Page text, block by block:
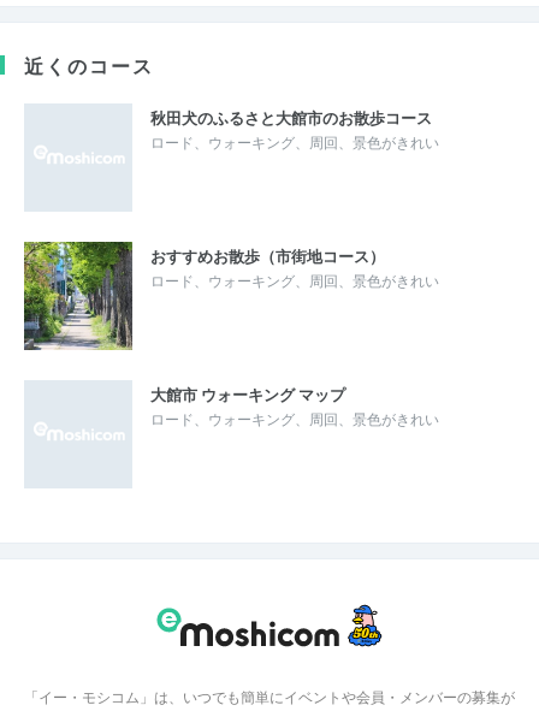
近くのコース
秋田犬のふるさと大館市のお散歩コース
ロード、ウォーキング、周回、景色がきれい
おすすめお散歩（市街地コース）
ロード、ウォーキング、周回、景色がきれい
大館市 ウォーキング マップ
ロード、ウォーキング、周回、景色がきれい
「イー・モシコム」は、いつでも簡単にイベントや会員・メンバーの募集が